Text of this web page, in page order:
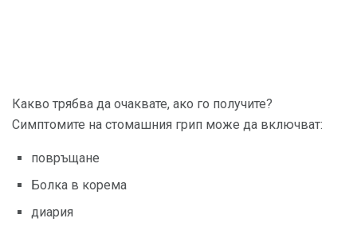
Какво трябва да очаквате, ако го получите?
Симптомите на стомашния грип може да включват:
повръщане
Болка в корема
диария